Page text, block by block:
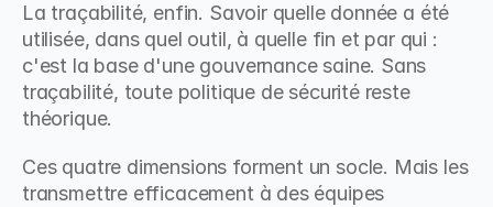
La traçabilité, enfin. Savoir quelle donnée a été
utilisée, dans quel outil, à quelle fin et par qui :
c'est la base d'une gouvernance saine. Sans
traçabilité, toute politique de sécurité reste
théorique.
Ces quatre dimensions forment un socle. Mais les
transmettre efficacement à des équipes